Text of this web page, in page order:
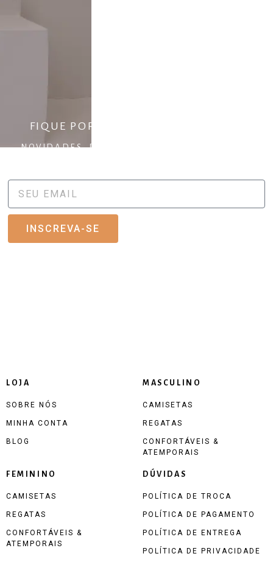
FIQUE POR DENTRO DO FLUXO
NOVIDADES, DESCONTOS ESPECIAIS E NOVAS
INSCREVA-SE
LOJA
SOBRE NÓS
MINHA CONTA
BLOG
MASCULINO
CAMISETAS
REGATAS
CONFORTÁVEIS &
ATEMPORAIS
FEMININO
CAMISETAS
REGATAS
CONFORTÁVEIS &
ATEMPORAIS
DÚVIDAS
POLÍTICA DE TROCA
POLÍTICA DE PAGAMENTO
POLÍTICA DE ENTREGA
POLÍTICA DE PRIVACIDADE